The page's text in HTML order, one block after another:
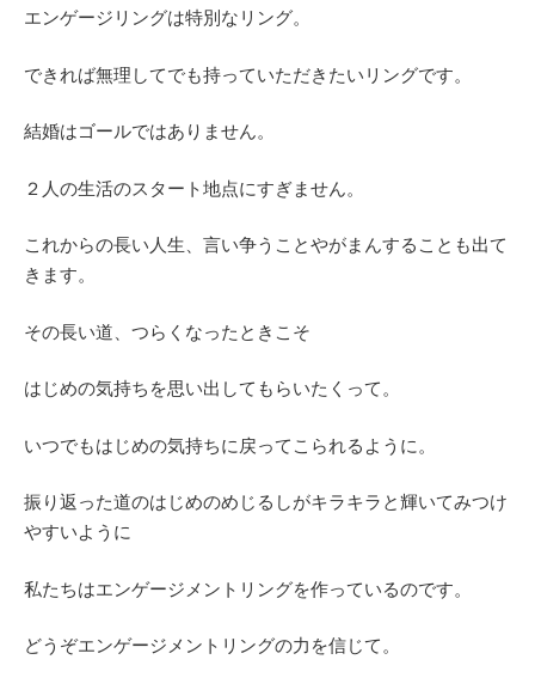
エンゲージリングは特別なリング。
できれば無理してでも持っていただきたいリングです。
結婚はゴールではありません。
２人の生活のスタート地点にすぎません。
これからの長い人生、言い争うことやがまんすることも出て
きます。
その長い道、つらくなったときこそ
はじめの気持ちを思い出してもらいたくって。
いつでもはじめの気持ちに戻ってこられるように。
振り返った道のはじめのめじるしがキラキラと輝いてみつけ
やすいように
私たちはエンゲージメントリングを作っているのです。
どうぞエンゲージメントリングの力を信じて。